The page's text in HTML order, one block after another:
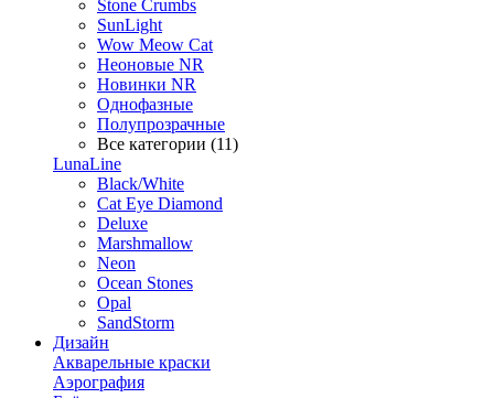
Stone Crumbs
SunLight
Wow Meow Cat
Неоновые NR
Новинки NR
Однофазные
Полупрозрачные
Все категории (11)
LunaLine
Black/White
Cat Eye Diamond
Deluxe
Marshmallow
Neon
Ocean Stones
Opal
SandStorm
Дизайн
Акварельные краски
Аэрография